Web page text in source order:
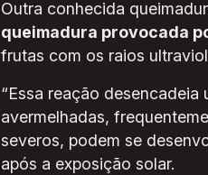
Outra conhecida
queimadura provocada
frutas com os raios
“Essa reação
avermelhadas,
severos, podem se
após a exposição solar.